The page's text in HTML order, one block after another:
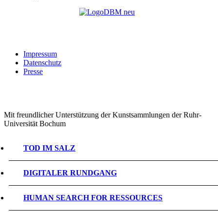
Impressum
Datenschutz
Presse
Mit freundlicher Unterstützung der Kunstsammlungen der Ruhr-
Universität Bochum
TOD IM SALZ
DIGITALER RUNDGANG
HUMAN SEARCH FOR RESSOURCES